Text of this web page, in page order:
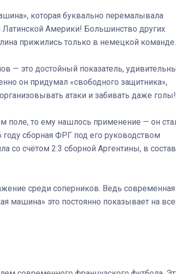
которая буквально перемалывала
Америки! Большинство других
прижились только в немецкой команде.
— это достойный показатель,
он придумал «свободного защитника»,
атаки и забивать даже голы!
поле, то ему нашлось применение — он
сборная ФРГ под его руководством
со счётом 2:3 сборной Аргентины, в
среди соперников. Ведь современная
машина» это постоянно показывает на